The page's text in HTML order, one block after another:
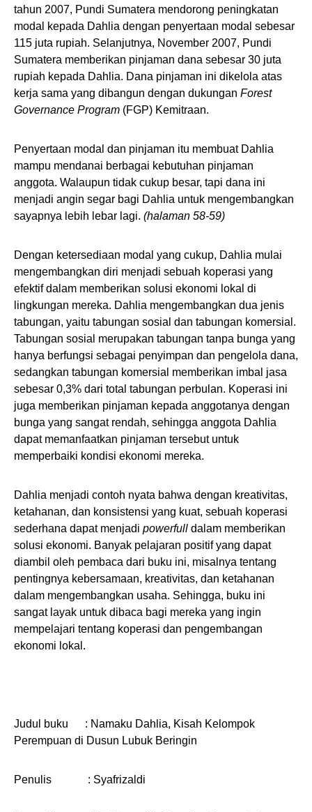
tahun 2007, Pundi Sumatera mendorong peningkatan
modal kepada Dahlia dengan penyertaan modal sebesar
115 juta rupiah. Selanjutnya, November 2007, Pundi
Sumatera memberikan pinjaman dana sebesar 30 juta
rupiah kepada Dahlia. Dana pinjaman ini dikelola atas
kerja sama yang dibangun dengan dukungan Forest
Governance Program (FGP) Kemitraan.
Penyertaan modal dan pinjaman itu membuat Dahlia
mampu mendanai berbagai kebutuhan pinjaman
anggota. Walaupun tidak cukup besar, tapi dana ini
menjadi angin segar bagi Dahlia untuk mengembangkan
sayapnya lebih lebar lagi. (halaman 58-59)
Dengan ketersediaan modal yang cukup, Dahlia mulai
mengembangkan diri menjadi sebuah koperasi yang
efektif dalam memberikan solusi ekonomi lokal di
lingkungan mereka. Dahlia mengembangkan dua jenis
tabungan, yaitu tabungan sosial dan tabungan komersial.
Tabungan sosial merupakan tabungan tanpa bunga yang
hanya berfungsi sebagai penyimpan dan pengelola dana,
sedangkan tabungan komersial memberikan imbal jasa
sebesar 0,3% dari total tabungan perbulan. Koperasi ini
juga memberikan pinjaman kepada anggotanya dengan
bunga yang sangat rendah, sehingga anggota Dahlia
dapat memanfaatkan pinjaman tersebut untuk
memperbaiki kondisi ekonomi mereka.
Dahlia menjadi contoh nyata bahwa dengan kreativitas,
ketahanan, dan konsistensi yang kuat, sebuah koperasi
sederhana dapat menjadi powerfull dalam memberikan
solusi ekonomi. Banyak pelajaran positif yang dapat
diambil oleh pembaca dari buku ini, misalnya tentang
pentingnya kebersamaan, kreativitas, dan ketahanan
dalam mengembangkan usaha. Sehingga, buku ini
sangat layak untuk dibaca bagi mereka yang ingin
mempelajari tentang koperasi dan pengembangan
ekonomi lokal.
Judul buku : Namaku Dahlia, Kisah Kelompok
Perempuan di Dusun Lubuk Beringin
Penulis : Syafrizaldi